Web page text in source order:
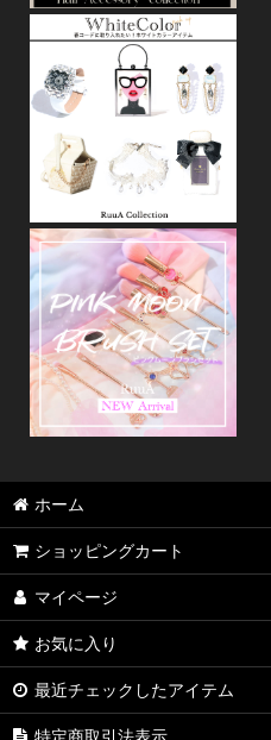
ホーム
ショッピングカート
マイページ
お気に入り
最近チェックしたアイテム